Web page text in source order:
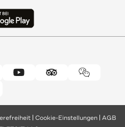
Cookie-Einstellungen AGB